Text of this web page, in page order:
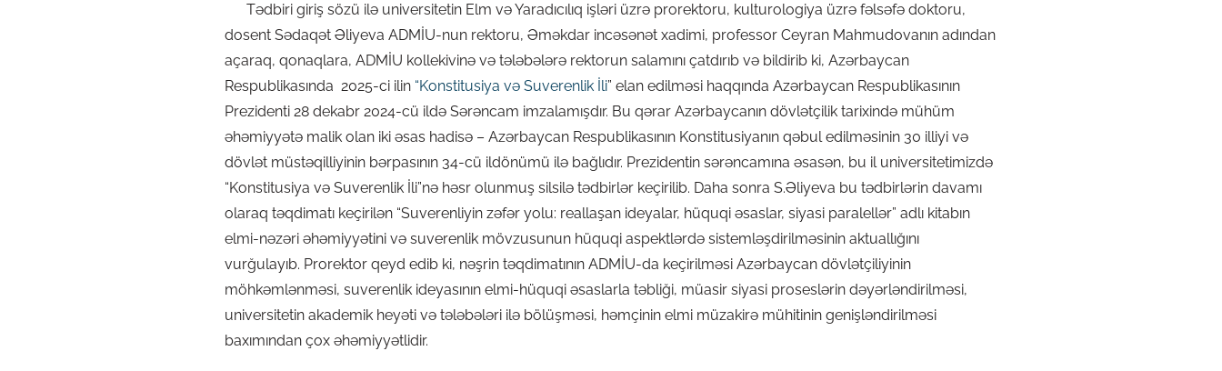
Tədbiri giriş sözü ilə universitetin Elm və Yaradıcılıq işləri üzrə prorektoru, kulturologiya üzrə fəlsəfə doktoru,
dosent Sədaqət Əliyeva ADMİU-nun rektoru, Əməkdar incəsənət xadimi, professor Ceyran Mahmudovanın adından
açaraq, qonaqlara, ADMİU kollekivinə və tələbələrə rektorun salamını çatdırıb və bildirib ki, Azərbaycan
Respublikasında 2025-ci ilin “Konstitusiya və Suverenlik İli” elan edilməsi haqqında Azərbaycan Respublikasının
Prezidenti 28 dekabr 2024-cü ildə Sərəncam imzalamışdır. Bu qərar Azərbaycanın dövlətçilik tarixində mühüm
əhəmiyyətə malik olan iki əsas hadisə – Azərbaycan Respublikasının Konstitusiyanın qəbul edilməsinin 30 illiyi və
dövlət müstəqilliyinin bərpasının 34-cü ildönümü ilə bağlıdır. Prezidentin sərəncamına əsasən, bu il universitetimizdə
“Konstitusiya və Suverenlik İli”nə həsr olunmuş silsilə tədbirlər keçirilib. Daha sonra S.Əliyeva bu tədbirlərin davamı
olaraq təqdimatı keçirilən “Suverenliyin zəfər yolu: reallaşan ideyalar, hüquqi əsaslar, siyasi paralellər” adlı kitabın
elmi-nəzəri əhəmiyyətini və suverenlik mövzusunun hüquqi aspektlərdə sistemləşdirilməsinin aktuallığını
vurğulayıb. Prorektor qeyd edib ki, nəşrin təqdimatının ADMİU-da keçirilməsi Azərbaycan dövlətçiliyinin
möhkəmlənməsi, suverenlik ideyasının elmi-hüquqi əsaslarla təbliği, müasir siyasi proseslərin dəyərləndirilməsi,
universitetin akademik heyəti və tələbələri ilə bölüşməsi, həmçinin elmi müzakirə mühitinin genişləndirilməsi
baxımından çox əhəmiyyətlidir.